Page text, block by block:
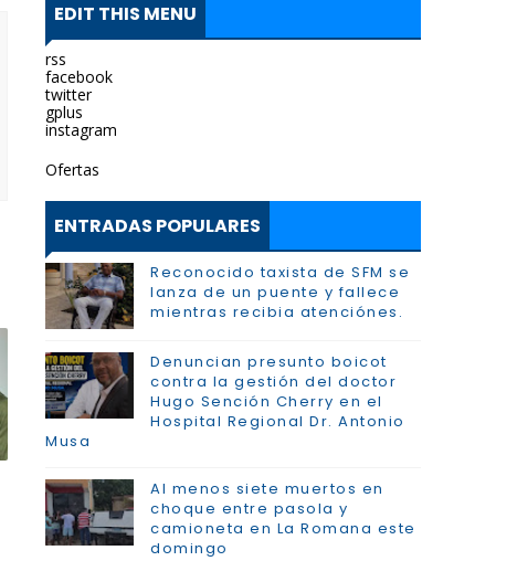
EDIT THIS MENU
rss
facebook
twitter
gplus
instagram
Ofertas
ENTRADAS POPULARES
Reconocido taxista de SFM se
lanza de un puente y fallece
mientras recibia atenciónes.
Denuncian presunto boicot
contra la gestión del doctor
Hugo Sención Cherry en el
Hospital Regional Dr. Antonio
Musa
Al menos siete muertos en
choque entre pasola y
camioneta en La Romana este
domingo